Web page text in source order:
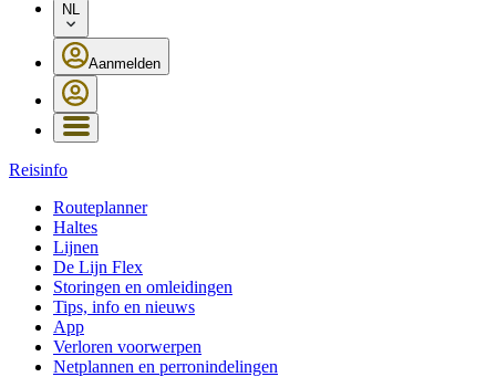
NL
Aanmelden
Reisinfo
Routeplanner
Haltes
Lijnen
De Lijn Flex
Storingen en omleidingen
Tips, info en nieuws
App
Verloren voorwerpen
Netplannen en perronindelingen